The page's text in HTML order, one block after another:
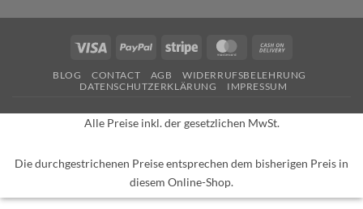
Visa PayPal Stripe MasterCard
Delivery
BLOG CONTACT AGB
WIDERRUFSBELEHRUNG
DATENSCHUTZERKLÄRUNG
IMPRESSUM
Alle Preise inkl. der gesetzlichen MwSt.
Die durchgestrichenen Preise entsprechen dem bisherigen Preis in
diesem Online-Shop.